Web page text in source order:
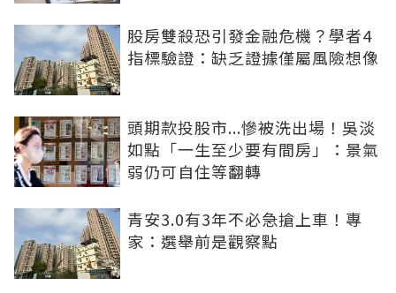
股房雙殺恐引發金融危機？學者4
指標驗證：缺乏證據僅屬風險想像
頭期款投股市...慘被洗出場！吳淡
如點「一生至少要有間房」：景氣
弱仍可自住等翻轉
青安3.0有3年不必急搶上車！專
家：選舉前是觀察點